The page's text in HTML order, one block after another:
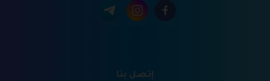
إتصل بنا